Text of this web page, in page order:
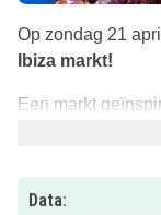
Op zondag 21
Ibiza markt!
Een markt
Een hipp(i)e
Ook leuk voor
Data: